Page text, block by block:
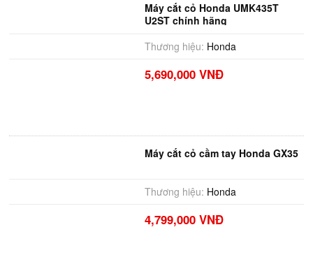
Máy cắt cỏ Honda UMK435T
U2ST chính hãng
Thương hiệu: Honda
5,690,000 VNĐ
Máy cắt cỏ cầm tay Honda GX35
Thương hiệu: Honda
4,799,000 VNĐ